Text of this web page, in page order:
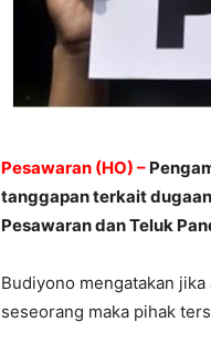
Pesawaran (HO) –
tanggapan terkait
Pesawaran dan Teluk
Budiyono mengatakan
seseorang maka pihak